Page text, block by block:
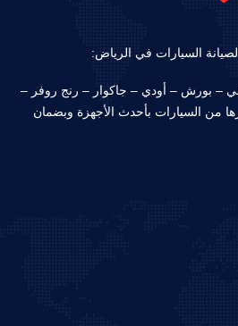
السيارات في الرياض:
– بورش – أودي – جاكوار – رنج روفر –
من السيارات بأحدث الأجهزة وبضمان